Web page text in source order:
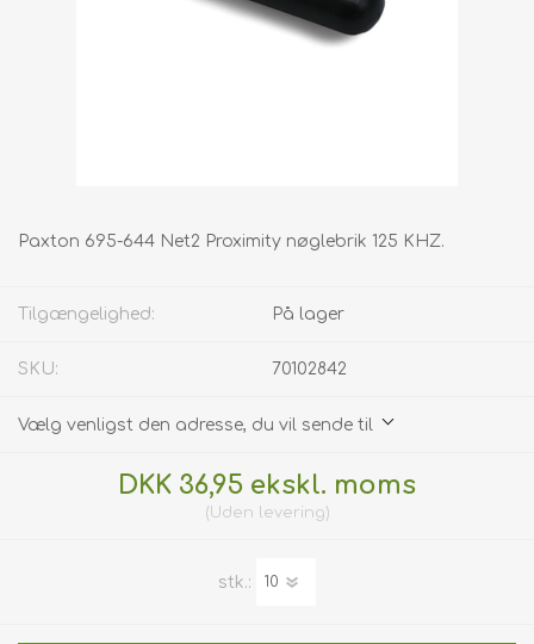
Paxton 695-644 Net2 Proximity nøglebrik 125 KHZ.
Tilgængelighed: På lager
SKU: 70102842
Vælg venligst den adresse, du vil sende til
DKK 36,95 ekskl. moms
Uden levering
stk.: